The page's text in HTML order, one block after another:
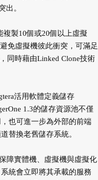
出。
複製10個或20個以上虛擬
免虛擬機彼此衝突，可滿足
同時藉由Linked Clone技術
活用軟體定義儲存
1.3的儲存資源池不僅
也可進一步為外部的前端
替換老舊儲存系統。
障實體機、虛擬機與虛擬化
統會立即將其承載的服務